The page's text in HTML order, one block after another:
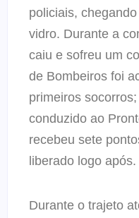
policiais,
vidro. Durante a
caiu e sofreu um
de Bombeiros foi
primeiros
conduzido ao
recebeu sete
liberado logo após.
Durante o trajeto